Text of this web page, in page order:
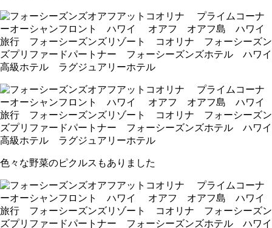
色々な野菜のピクルスもありました